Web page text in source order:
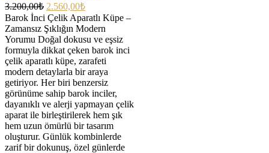
3.200,00₺ 2.560,00₺
Barok İnci Çelik Aparatlı Küpe –
Zamansız Şıklığın Modern
Yorumu Doğal dokusu ve eşsiz
formuyla dikkat çeken barok inci
çelik aparatlı küpe, zarafeti
modern detaylarla bir araya
getiriyor. Her biri benzersiz
görünüme sahip barok inciler,
dayanıklı ve alerji yapmayan çelik
aparat ile birleştirilerek hem şık
hem uzun ömürlü bir tasarım
oluşturur. Günlük kombinlerde
zarif bir dokunuş, özel günlerde